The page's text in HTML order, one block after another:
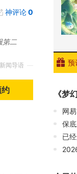
神评论0
闻导语
第二
预
《梦
网易前主
保底
已经
2026